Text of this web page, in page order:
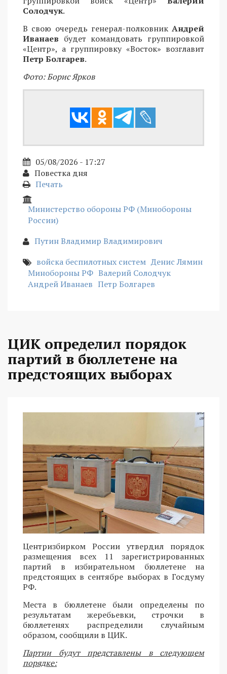
Солодчук.
В свою очередь генерал-полковникАндрей
Иванаев будет командовать группировкой
«Центр», а группировку «Восток» возглавит
Петр Болгарев.
Фото: Борис Ярков
05/08/2026 - 17:27
Повестка дня
Печать
Министерство обороны РФ (Минобороны
России)
Путин Владимир Владимирович
войска беспилотных систем Денис Лямин
Минобороны РФ Валерий Солодчук
Андрей Иванаев Петр Болгарев
ЦИК определил порядок
партий в бюллетене на
предстоящих выборах
Центризбирком России утвердил порядок
размещения всех 11 зарегистрированных
партий в избирательном бюллетене на
предстоящих в сентябре выборах в Госдуму
РФ.
Места в бюллетене были определены по
результатам жеребьевки, строчки в
бюллетенях распределили случайным
образом, сообщили в ЦИК.
Партии будут представлены в следующем
порядке: